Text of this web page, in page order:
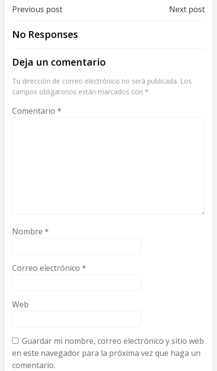
Post
navigation
Previous post Next post
No Responses
Deja un comentario
Tu dirección de correo electrónico no será publicada. Los
campos obligatorios están marcados con *
Comentario *
Nombre *
Correo electrónico *
Web
Guardar mi nombre, correo electrónico y sitio web
en este navegador para la próxima vez que haga un
comentario.